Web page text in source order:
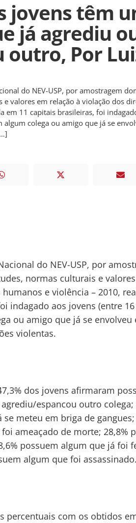
jovens têm
já agrediu
outro, Por
do NEV-USP, por amostragem
valores em relação à violação dos
em 11 capitais brasileiras, foi
algum colega ou amigo que já se
do NEV-USP, por
normas culturais e
e violência – 2010,
indagado aos jovens (entre 16
ou amigo que já se envolveu
violentas.
dos jovens afirmaram
espancou outro colega;
meteu em briga de gangues;
ameaçado de morte; 28,8%
possuem algum que já foi
algum que foi assassinado.
percentuais com os obtidos